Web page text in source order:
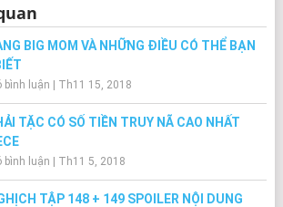
BIG MOM VÀ NHỮNG ĐIỀU CÓ THỂ BẠN
bình luận | Th11 15, 2018
TẶC CÓ SỐ TIỀN TRUY NÃ CAO NHẤT
bình luận | Th11 5, 2018
TẬP 148 + 149 SPOILER NỘI DUNG